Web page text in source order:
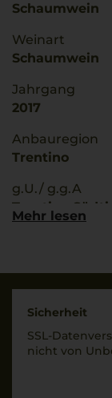
Schaumwein
Weinart
Schaumwein
Jahrgang
2017
Anbauregion
Trentino
g.U./ g.g.A
Trentino
Pinot Nero
Mehr lesen
Sicherheit
SSL-
nicht von